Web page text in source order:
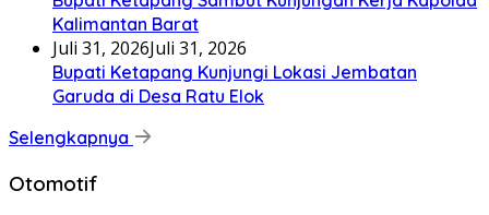
Kalimantan Barat
Juli 31, 2026Juli 31, 2026
Bupati Ketapang Kunjungi Lokasi Jembatan
Garuda di Desa Ratu Elok
Selengkapnya
Otomotif